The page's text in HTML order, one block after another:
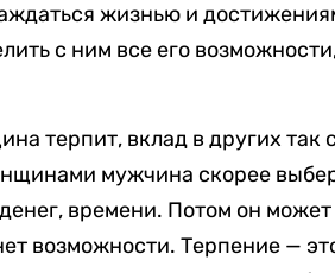
жизнью и
с ним все его
терпит, вклад в других так
мужчина скорее
времени. Потом он
возможности. Терпение —